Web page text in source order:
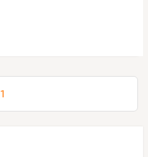
1